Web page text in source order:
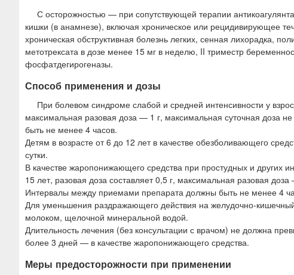
С осторожностью — при сопутствующей терапии
кишки (в анамнезе), включая хроническое или рецидивирующее
хроническая обструктивная болезнь легких, сенная лихорадка,
метотрексата в дозе менее 15 мг в неделю, II триместр
фосфатдегирогеназы.
Способ применения и дозы
При болевом синдроме слабой и средней интенсивности у
максимальная разовая доза — 1 г, максимальная суточная доза
быть не менее 4 часов.
Детям в возрасте от 6 до 12 лет в качестве обезболивающего
сутки.
В качестве жаропонижающего средства при простудных и других
15 лет, разовая доза составляет 0,5 г, максимальная разовая
Интервалы между приемами препарата должны быть не менее 4
Для уменьшения раздражающего действия на желудочно-
молоком, щелочной минеральной водой.
Длительность лечения (без консультации с врачом) не должна
более 3 дней — в качестве жаропонижающего средства.
Меры предосторожности при применении